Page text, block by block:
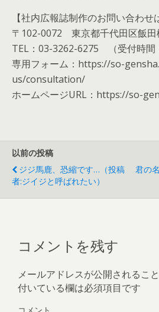
【社内広報誌制作のお問い合わせ
〒102-0072 東京都千代田区飯田
TEL：03-3262-6275 （受付時間
専用フォーム：https://so-
us/consultation/
ホームページURL：https://so-
以前の投稿
ジジ馬鹿、恐縮です…（投稿
者:ジイジと呼ばれたい）
君の
コメントを残す
メールアドレスが公開されるこ
付いている欄は必須項目です